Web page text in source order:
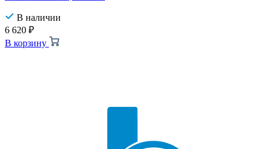
В наличии
6 620 ₽
В корзину